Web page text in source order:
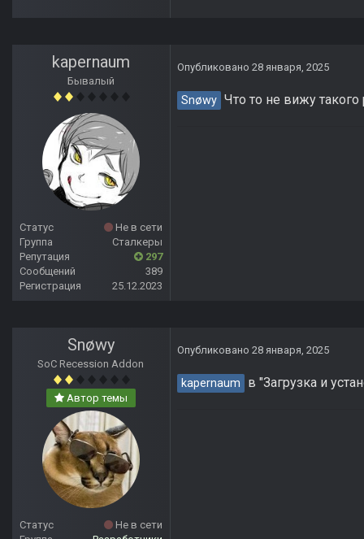
kapernaum
Бывалый
Статус
Не в сети
Группа
Сталкеры
Репутация
297
Сообщений
389
Регистрация
25.12.2023
Опубликовано 28 января, 2025
Snøwy Что то не вижу
Snøwy
SoC Recession Addon
Автор темы
Статус
Не в сети
Опубликовано 28 января, 2025
kapernaum в "Загрузка и